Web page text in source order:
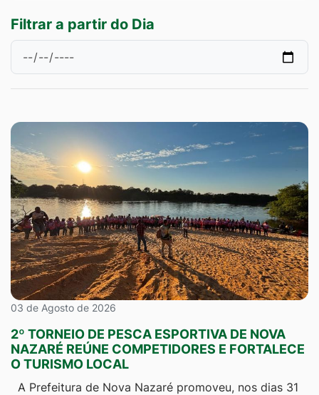
Filtrar a partir do Dia
03 de Agosto de 2026
2º TORNEIO DE PESCA ESPORTIVA DE NOVA
NAZARÉ REÚNE COMPETIDORES E FORTALECE
O TURISMO LOCAL
A Prefeitura de Nova Nazaré promoveu, nos dias 31